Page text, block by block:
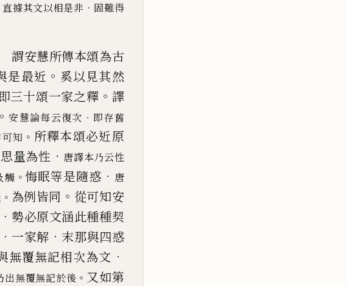
直據其文以相是非 ． 固難得
謂安慧所傳本頌為古
是最近 。 奚以見其然
即三十頌一家之釋 。 譯
。安慧論每云復次 ． 即存舊
知 。 所釋本頌必近原
量為性 ． 唐譯本乃云性
觸 。 悔眠等是隨惑 ． 唐
。 為例皆同 。 從可知安
． 勢必原文涵此種種契
． 一家解 ． 末那與四惑
無覆無記相次為文 ．
出無覆無記於後 。 又如第